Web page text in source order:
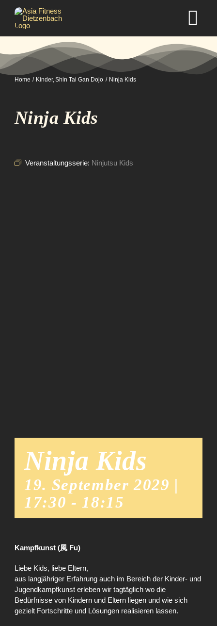
Inhalt
springen
Selbstverteidigung
Home Kinder Shin Tai Gan Dojo Ninja Kids
Ninja Kids
Veranstaltungsserie: Ninjutsu Kids
Ninja Kids
19. September 2029 |
17:30 - 18:15
Kampfkunst (風 Fu)
Liebe Kids, liebe Eltern,
aus langjähriger Erfahrung auch im Bereich der Kinder- und
Jugendkampfkunst erleben wir tagtäglich wo die
Bedürfnisse von Kindern und Eltern liegen und wie sich
gezielt Fortschritte und Lösungen realisieren lassen.